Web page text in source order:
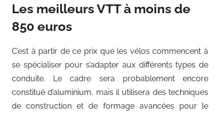
Les meilleurs VTT à moins de
850 euros
C’est à partir de ce prix que les vélos commencent à
se spécialiser pour s’adapter aux différents types de
conduite. Le cadre sera probablement encore
constitué d’aluminium, mais il utilisera des techniques
de construction et de formage avancées pour le